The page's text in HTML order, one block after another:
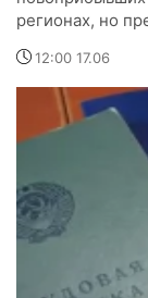
регионах, но
12:00 17.06